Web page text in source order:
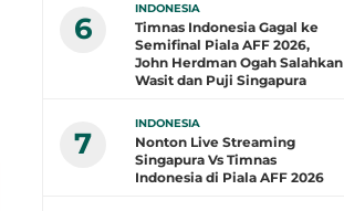
6
INDONESIA
Timnas Indonesia Gagal ke
Semifinal Piala AFF 2026,
John Herdman Ogah Salahkan
Wasit dan Puji Singapura
7
INDONESIA
Nonton Live Streaming
Singapura Vs Timnas
Indonesia di Piala AFF 2026